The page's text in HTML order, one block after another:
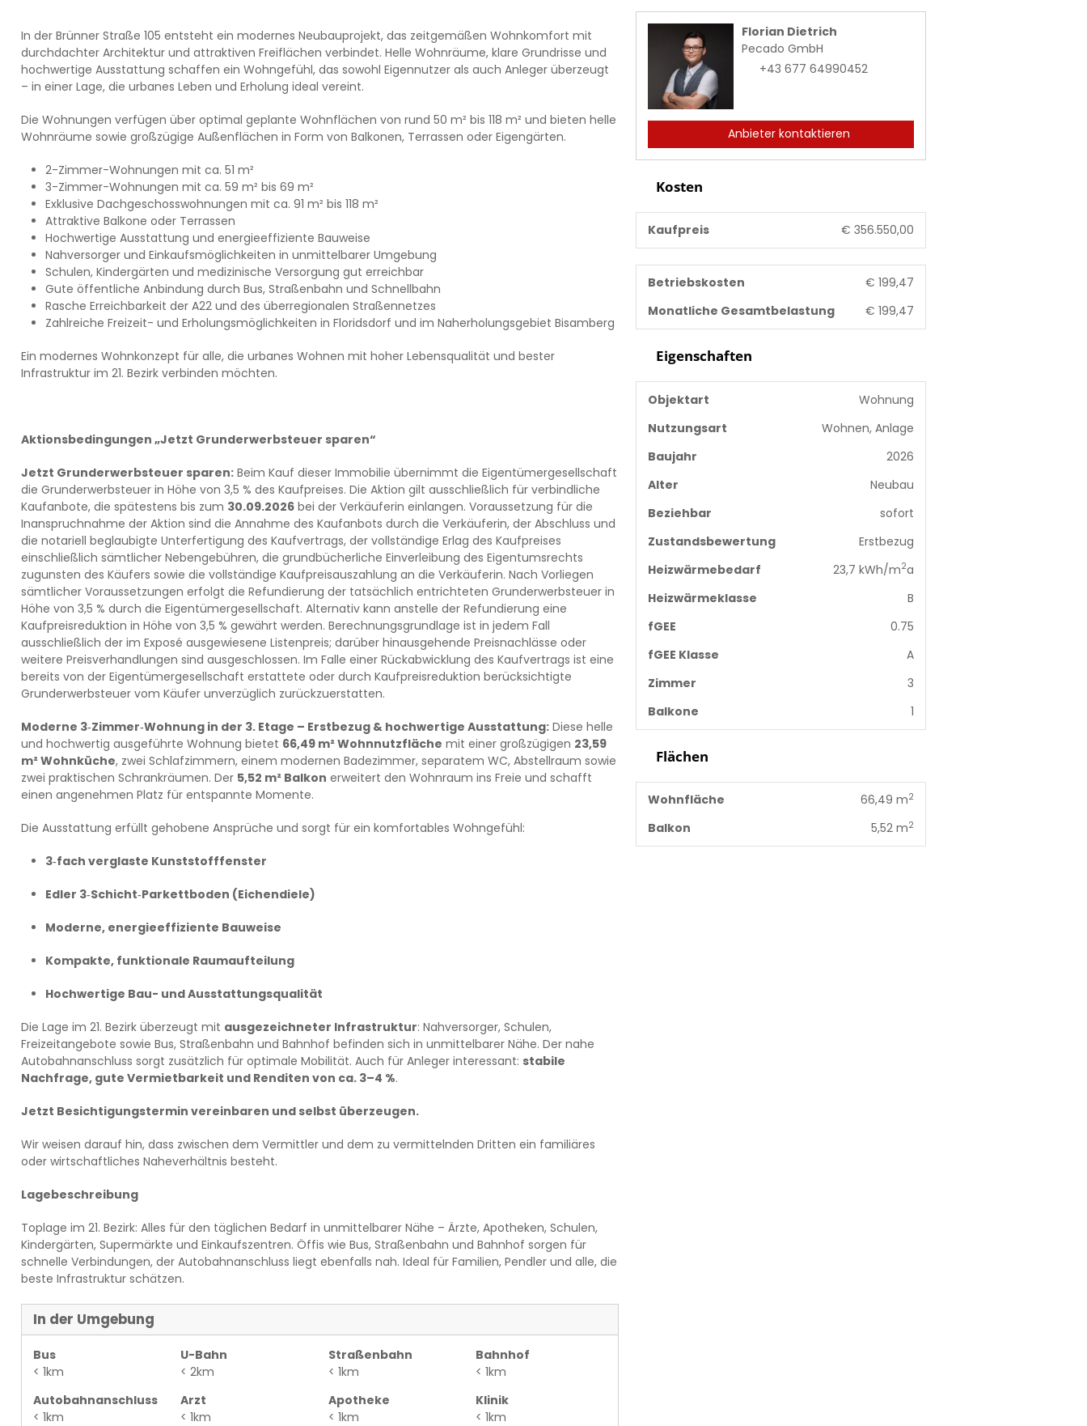
In der Brünner Straße 105 entsteht ein modernes Neubauprojekt, das zeitgemäßen Wohnkomfort mit
durchdachter Architektur und attraktiven Freiflächen verbindet. Helle Wohnräume, klare Grundrisse und
hochwertige Ausstattung schaffen ein Wohngefühl, das sowohl Eigennutzer als auch Anleger überzeugt
– in einer Lage, die urbanes Leben und Erholung ideal vereint.
Die Wohnungen verfügen über optimal geplante Wohnflächen von rund 50 m² bis 118 m² und bieten helle
Wohnräume sowie großzügige Außenflächen in Form von Balkonen, Terrassen oder Eigengärten.
2-Zimmer-Wohnungen mit ca. 51 m²
3-Zimmer-Wohnungen mit ca. 59 m² bis 69 m²
Exklusive Dachgeschosswohnungen mit ca. 91 m² bis 118 m²
Attraktive Balkone oder Terrassen
Hochwertige Ausstattung und energieeffiziente Bauweise
Nahversorger und Einkaufsmöglichkeiten in unmittelbarer Umgebung
Schulen, Kindergärten und medizinische Versorgung gut erreichbar
Gute öffentliche Anbindung durch Bus, Straßenbahn und Schnellbahn
Rasche Erreichbarkeit der A22 und des überregionalen Straßennetzes
Zahlreiche Freizeit- und Erholungsmöglichkeiten in Floridsdorf und im Naherholungsgebiet Bisamberg
Ein modernes Wohnkonzept für alle, die urbanes Wohnen mit hoher Lebensqualität und bester
Infrastruktur im 21. Bezirk verbinden möchten.
Aktionsbedingungen „Jetzt Grunderwerbsteuer sparen“
Jetzt Grunderwerbsteuer sparen:Beim Kauf dieser Immobilie übernimmt die Eigentümergesellschaft
die Grunderwerbsteuer in Höhe von 3,5 % des Kaufpreises. Die Aktion gilt ausschließlich für verbindliche
Kaufanbote, die spätestens bis zum 30.09.2026bei der Verkäuferin einlangen. Voraussetzung für die
Inanspruchnahme der Aktion sind die Annahme des Kaufanbots durch die Verkäuferin, der Abschluss und
die notariell beglaubigte Unterfertigung des Kaufvertrags, der vollständige Erlag des Kaufpreises
einschließlich sämtlicher Nebengebühren, die grundbücherliche Einverleibung des Eigentumsrechts
zugunsten des Käufers sowie die vollständige Kaufpreisauszahlung an die Verkäuferin. Nach Vorliegen
sämtlicher Voraussetzungen erfolgt die Refundierung der tatsächlich entrichteten Grunderwerbsteuer in
Höhe von 3,5 % durch die Eigentümergesellschaft. Alternativ kann anstelle der Refundierung eine
Kaufpreisreduktion in Höhe von 3,5 % gewährt werden. Berechnungsgrundlage ist in jedem Fall
ausschließlich der im Exposé ausgewiesene Listenpreis; darüber hinausgehende Preisnachlässe oder
weitere Preisverhandlungen sind ausgeschlossen. Im Falle einer Rückabwicklung des Kaufvertrags ist eine
bereits von der Eigentümergesellschaft erstattete oder durch Kaufpreisreduktion berücksichtigte
Grunderwerbsteuer vom Käufer unverzüglich zurückzuerstatten.
Moderne 3‑Zimmer‑Wohnung in der 3. Etage – Erstbezug & hochwertige Ausstattung:Diese helle
und hochwertig ausgeführte Wohnung bietet 66,49 m² Wohnnutzfläche mit einer großzügigen 23,59
m² Wohnküche, zwei Schlafzimmern, einem modernen Badezimmer, separatem WC, Abstellraum sowie
zwei praktischen Schrankräumen. Der 5,52 m² Balkon erweitert den Wohnraum ins Freie und schafft
einen angenehmen Platz für entspannte Momente.
Die Ausstattung erfüllt gehobene Ansprüche und sorgt für ein komfortables Wohngefühl:
3‑fach verglaste Kunststofffenster
Edler 3‑Schicht‑Parkettboden (Eichendiele)
Moderne, energieeffiziente Bauweise
Kompakte, funktionale Raumaufteilung
Hochwertige Bau- und Ausstattungsqualität
Die Lage im 21. Bezirk überzeugt mit ausgezeichneter Infrastruktur: Nahversorger, Schulen,
Freizeitangebote sowie Bus, Straßenbahn und Bahnhof befinden sich in unmittelbarer Nähe. Der nahe
Autobahnanschluss sorgt zusätzlich für optimale Mobilität. Auch für Anleger interessant: stabile
Nachfrage, gute Vermietbarkeit und Renditen von ca. 3–4 %.
Jetzt Besichtigungstermin vereinbaren und selbst überzeugen.
Wir weisen darauf hin, dass zwischen dem Vermittler und dem zu vermittelnden Dritten ein familiäres
oder wirtschaftliches Naheverhältnis besteht.
Lagebeschreibung
Toplage im 21. Bezirk: Alles für den täglichen Bedarf in unmittelbarer Nähe – Ärzte, Apotheken, Schulen,
Kindergärten, Supermärkte und Einkaufszentren. Öffis wie Bus, Straßenbahn und Bahnhof sorgen für
schnelle Verbindungen, der Autobahnanschluss liegt ebenfalls nah. Ideal für Familien, Pendler und alle, die
beste Infrastruktur schätzen.
In der Umgebung
Bus
< 1km
U-Bahn
< 2km
Straßenbahn
< 1km
Bahnhof
< 1km
Autobahnanschluss
< 1km
Arzt
< 1km
Apotheke
< 1km
Klinik
< 1km
Florian Dietrich
Pecado GmbH
+43 677 64990452
Anbieter kontaktieren
Kosten
Kaufpreis € 356.550,00
Betriebskosten
€ 199,47
Monatliche Gesamtbelastung
€ 199,47
Eigenschaften
Objektart
Wohnung
Nutzungsart
Wohnen, Anlage
Baujahr
2026
Alter
Neubau
Beziehbar
sofort
Zustandsbewertung
Erstbezug
Heizwärmebedarf
23,7 kWh/m2a
Heizwärmeklasse
B
fGEE
0.75
fGEE Klasse
A
Zimmer
3
Balkone
1
Flächen
Wohnfläche 66,49 m2
Balkon 5,52 m2